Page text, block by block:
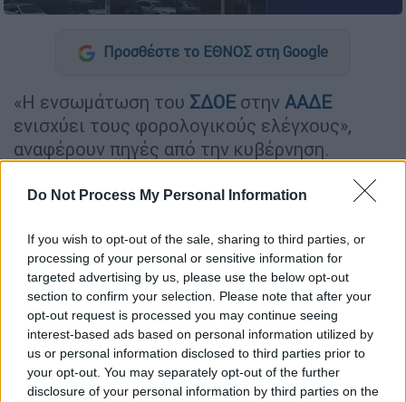
Do Not Process My Personal Information
If you wish to opt-out of the sale, sharing to third parties, or
processing of your personal or sensitive information for
targeted advertising by us, please use the below opt-out
section to confirm your selection. Please note that after your
opt-out request is processed you may continue seeing
interest-based ads based on personal information utilized by
us or personal information disclosed to third parties prior to
your opt-out. You may separately opt-out of the further
disclosure of your personal information by third parties on the
Προσθέστε το ΕΘΝΟΣ στη Google
«Η ενσωμάτωση του ΣΔΟΕ στην ΑΑΔΕ
ενισχύει τους φορολογικούς ελέγχους»,
αναφέρουν πηγές από την κυβέρνηση.
«Το Σώμα Δίωξης Οικονομικού Εγκλήματος
αναβαθμίζεται και ενσωματώνεται στην
ΑΑΔΕ . Η διενέργεια των ελέγχων περνά
στηνΑνεξάρτητη Αρχή Δημοσίων Εσόδων
οποία έχει κατακτήσει την αξιοπιστία της
και έχει κερδίσει την εμπιστοσύνη των
πολιτών», προσθέτουν οι ίδιες πηγές.
ΔΙΑΒΑΣΤΕ ΕΠΙΣΗΣ